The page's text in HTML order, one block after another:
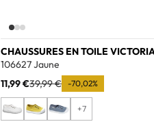
CHAUSSURES EN TOILE
106627 Jaune
11,99 €39,99 € -70,02%
+7